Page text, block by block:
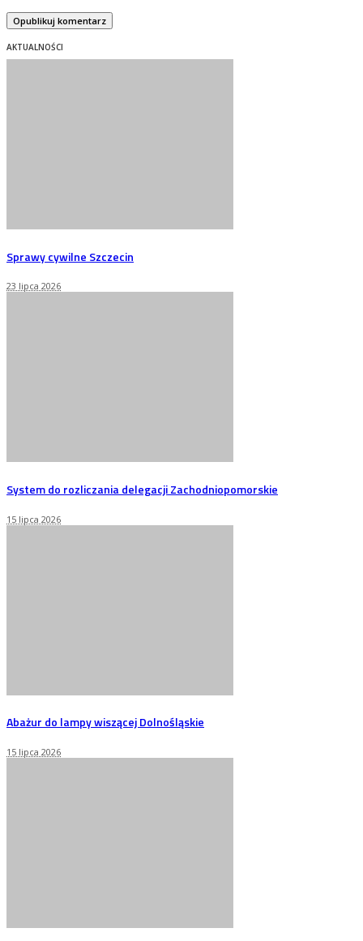
AKTUALNOŚCI
Sprawy cywilne Szczecin
23 lipca 2026
System do rozliczania delegacji Zachodniopomorskie
15 lipca 2026
Abażur do lampy wiszącej Dolnośląskie
15 lipca 2026